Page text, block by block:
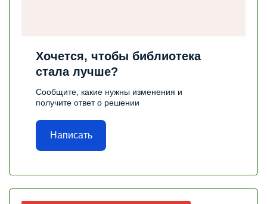
Хочется, чтобы библиотека
стала лучше?
Сообщите, какие нужны изменения и
получите ответ о решении
Написать